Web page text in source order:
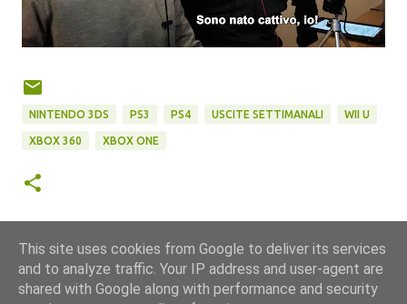
NINTENDO 3DS PS3 PS4 USCITE SETTIMANALI WII U
XBOX 360 XBOX ONE
This site uses cookies from Google to deliver its services
and to analyze traffic. Your IP address and user-agent are
shared with Google along with performance and security